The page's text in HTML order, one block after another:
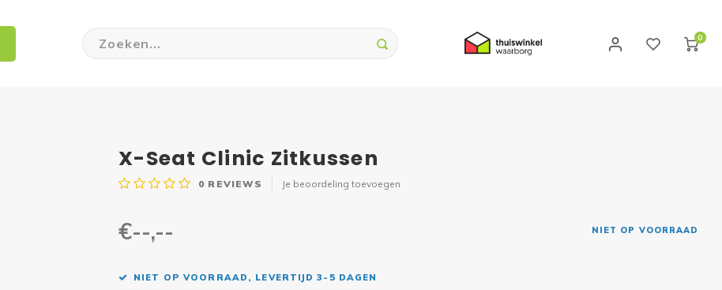
0
X-Seat Clinic Zitkussen
0 REVIEWS Je beoordeling toevoegen
€--,-- NIET OP VOORRAAD
NIET OP VOORRAAD, LEVERTIJD 3-5 DAGEN